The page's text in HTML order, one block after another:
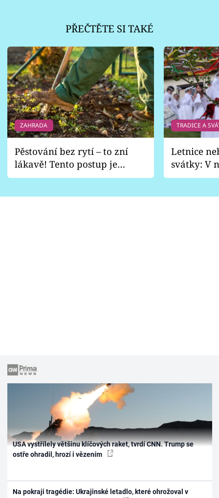
PŘEČTĚTE SI TAKÉ
ZAHRADA
Pěstování bez rytí – to zní
lákavě! Tento postup je
vhodný jen pro některé
TRADICE A
Letnice
svátky: V
pondělí
USA vystřílely většinu klíčových raket, tvrdí CNN. Trump se
ostře ohradil, hrozí i vězením
Na pokraji tragédie: Ukrajinské letadlo, které ohrožoval v